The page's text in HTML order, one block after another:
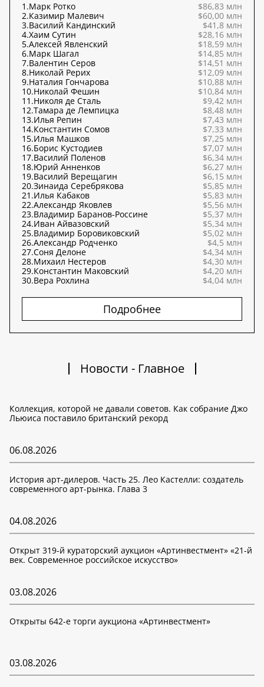
1.Марк Ротко
$86,83 млн
2.Казимир Малевич
$60,00 млн
3.Василий Кандинский
$41,8 млн
4.Хаим Сутин
$28,16 млн
5.Алексей Явленский
$18,59 млн
6.Марк Шагал
$14,85 млн
7.Валентин Серов
$14,51 млн
8.Николай Рерих
$12,09 млн
9.Наталия Гончарова
$10,88 млн
10.Николай Фешин
$10,84 млн
11.Николя де Сталь
$9,42 млн
12.Тамара де Лемпицка
$8,48 млн
13.Илья Репин
$7,43 млн
14.Константин Сомов
$7,33 млн
15.Илья Машков
$7,25 млн
16.Борис Кустодиев
$7,07 млн
17.Василий Поленов
$6,34 млн
18.Юрий Анненков
$6,27 млн
19.Василий Верещагин
$6,15 млн
20.Зинаида Серебрякова
$5,85 млн
21.Илья Кабаков
$5,83 млн
22.Александр Яковлев
$5,56 млн
23.Владимир Баранов-Россине
$5,37 млн
24.Иван Айвазовский
$5,34 млн
25.Владимир Боровиковский
$5,02 млн
26.Александр Родченко
$4,5 млн
27.Соня Делоне
$4,34 млн
28.Михаил Нестеров
$4,30 млн
29.Константин Маковский
$4,20 млн
30.Вера Рохлина $4,04 млн
Подробнее
Новости - Главное
Коллекция, которой не давали советов. Как собрание Джо
Льюиса поставило британский рекорд
06.08.2026
История арт-дилеров. Часть 25. Лео Кастелли: создатель
современного арт-рынка. Глава 3
04.08.2026
Открыт 319-й кураторский аукцион «Артинвестмент» «21-й
век. Современное российское искусство»
03.08.2026
Открыты 642-е торги аукциона «Артинвестмент»
03.08.2026